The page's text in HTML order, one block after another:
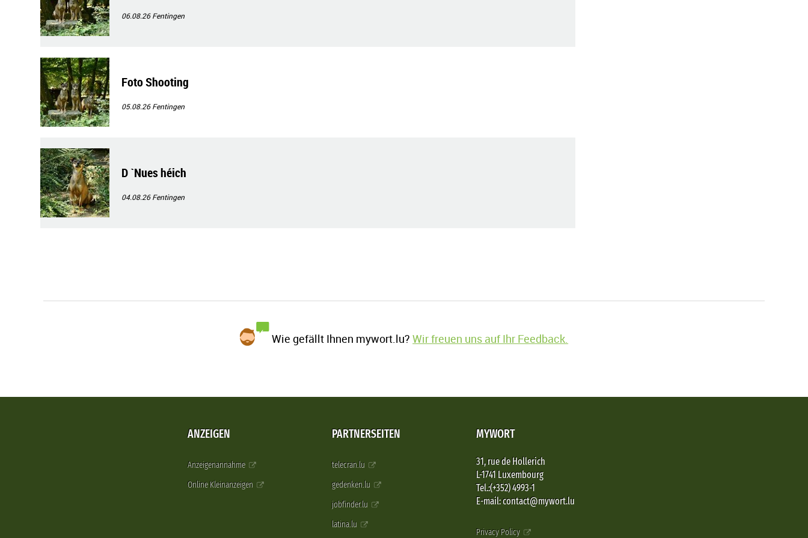
06.08.26Fentingen
Foto Shooting
05.08.26Fentingen
D `Nues héich
04.08.26Fentingen
Wie gefällt Ihnen mywort.lu?Wir freuen uns auf Ihr Feedback.
ANZEIGEN
Anzeigenannahme
Online Kleinanzeigen
PARTNERSEITEN
telecran.lu
gedenken.lu
jobfinder.lu
latina.lu
MYWORT
31, rue de Hollerich
L-1741 Luxembourg
Tel.:(+352) 4993-1
E-mail: contact@mywort.lu
Privacy Policy